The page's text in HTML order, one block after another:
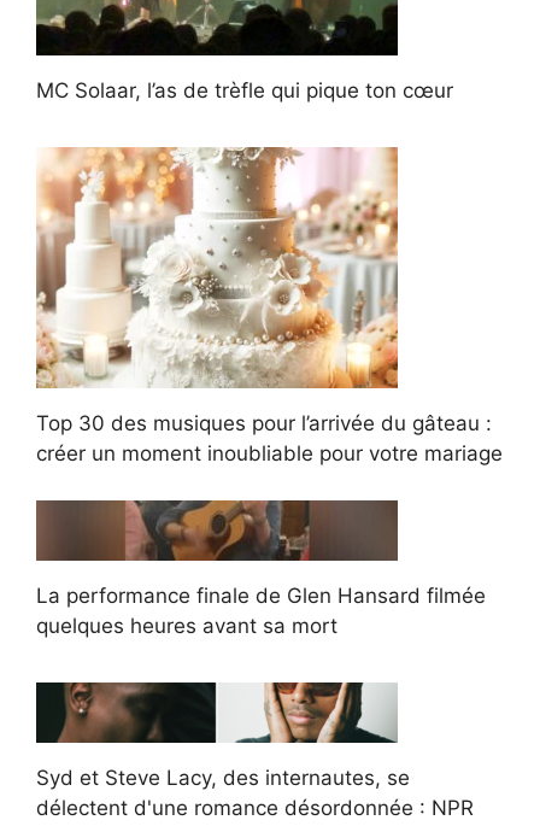
MC Solaar, l’as de trèfle qui pique ton cœur
Top 30 des musiques pour l’arrivée du gâteau :
créer un moment inoubliable pour votre mariage
La performance finale de Glen Hansard filmée
quelques heures avant sa mort
Syd et Steve Lacy, des internautes, se
délectent d'une romance désordonnée : NPR